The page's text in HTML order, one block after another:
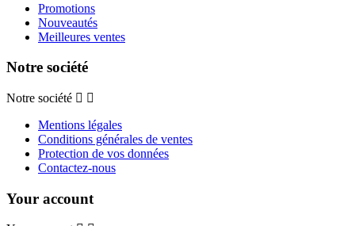
Promotions
Nouveautés
Meilleures ventes
Notre société
Notre société
Mentions légales
Conditions générales de ventes
Protection de vos données
Contactez-nous
Your account